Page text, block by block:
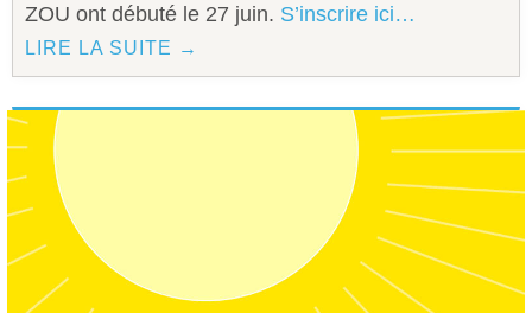
ZOU ont débuté le 27 juin. S’inscrire ici…
LIRE LA SUITE →